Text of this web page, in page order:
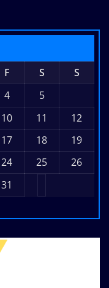
F S
S
4
5
10 11
12
17 18
19
24 25
26
31